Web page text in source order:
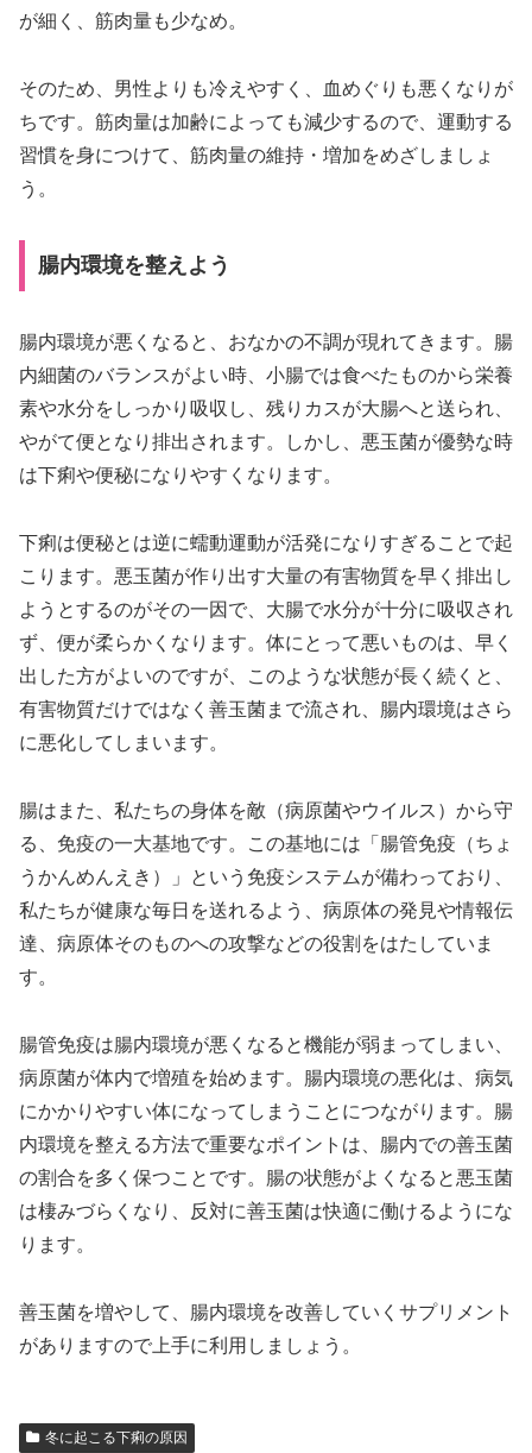
が細く、筋肉量も少なめ。
そのため、男性よりも冷えやすく、血めぐりも悪くなりが
ちです。筋肉量は加齢によっても減少するので、運動する
習慣を身につけて、筋肉量の維持・増加をめざしましょ
う。
腸内環境を整えよう
腸内環境が悪くなると、おなかの不調が現れてきます。腸
内細菌のバランスがよい時、小腸では食べたものから栄養
素や水分をしっかり吸収し、残りカスが大腸へと送られ、
やがて便となり排出されます。しかし、悪玉菌が優勢な時
は下痢や便秘になりやすくなります。
下痢は便秘とは逆に蠕動運動が活発になりすぎることで起
こります。悪玉菌が作り出す大量の有害物質を早く排出し
ようとするのがその一因で、大腸で水分が十分に吸収され
ず、便が柔らかくなります。体にとって悪いものは、早く
出した方がよいのですが、このような状態が長く続くと、
有害物質だけではなく善玉菌まで流され、腸内環境はさら
に悪化してしまいます。
腸はまた、私たちの身体を敵（病原菌やウイルス）から守
る、免疫の一大基地です。この基地には「腸管免疫（ちょ
うかんめんえき）」という免疫システムが備わっており、
私たちが健康な毎日を送れるよう、病原体の発見や情報伝
達、病原体そのものへの攻撃などの役割をはたしていま
す。
腸管免疫は腸内環境が悪くなると機能が弱まってしまい、
病原菌が体内で増殖を始めます。腸内環境の悪化は、病気
にかかりやすい体になってしまうことにつながります。腸
内環境を整える方法で重要なポイントは、腸内での善玉菌
の割合を多く保つことです。腸の状態がよくなると悪玉菌
は棲みづらくなり、反対に善玉菌は快適に働けるようにな
ります。
善玉菌を増やして、腸内環境を改善していくサプリメント
がありますので上手に利用しましょう。
冬に起こる下痢の原因